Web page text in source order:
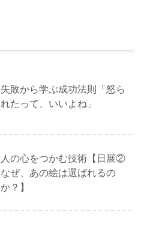
失敗から学ぶ成功法則「怒ら
れたって、いいよね」
人の心をつかむ技術【日展②
なぜ、あの絵は選ばれるの
か？】